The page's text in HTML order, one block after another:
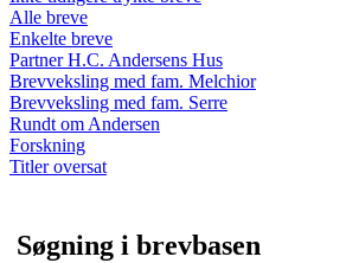
Alle breve
Enkelte breve
Partner H.C. Andersens Hus
Brevveksling med fam. Melchior
Brevveksling med fam. Serre
Rundt om Andersen
Forskning
Titler oversat
Søgning i brevbasen